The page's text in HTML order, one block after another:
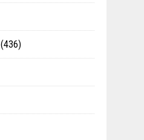
(436)